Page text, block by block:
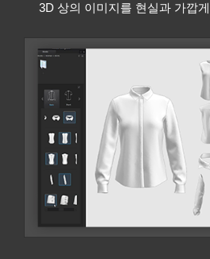
3D 상의 이미지를 현실과 가깝